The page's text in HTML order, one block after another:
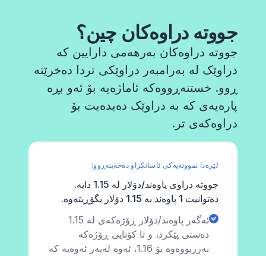
جووتە دراوەکان چین؟
جووتە دراوەکان بەرهەمی دارایین کە
دراوێک لە بەرامبەر دراوێکی تردا دەخرێتە
ڕوو. خستنەڕووەکە ئاماژەیە بۆ ئەو بڕە
پارەیەی کە بە دراوێک دەیدەیت بۆ
دراوەکەی تر.
لێرەدا نموونەیەکی ئاسانکراو دەخەینەڕوو:
جووتە دراوی پاوەند/دۆلار لە 1.15 دایە.
دەتوانیت 1 پاوەند بە 1.15 دۆلار بگۆڕیتەوە.
ئەگەر پاوەند/دۆلار ڕۆژەکەی لە 1.15
دەستی پێکرد، و تا کۆتایی ڕۆژەکە
بەرزبووەوە بۆ 1.16، ئەوە لەبەر ئەوەیە کە